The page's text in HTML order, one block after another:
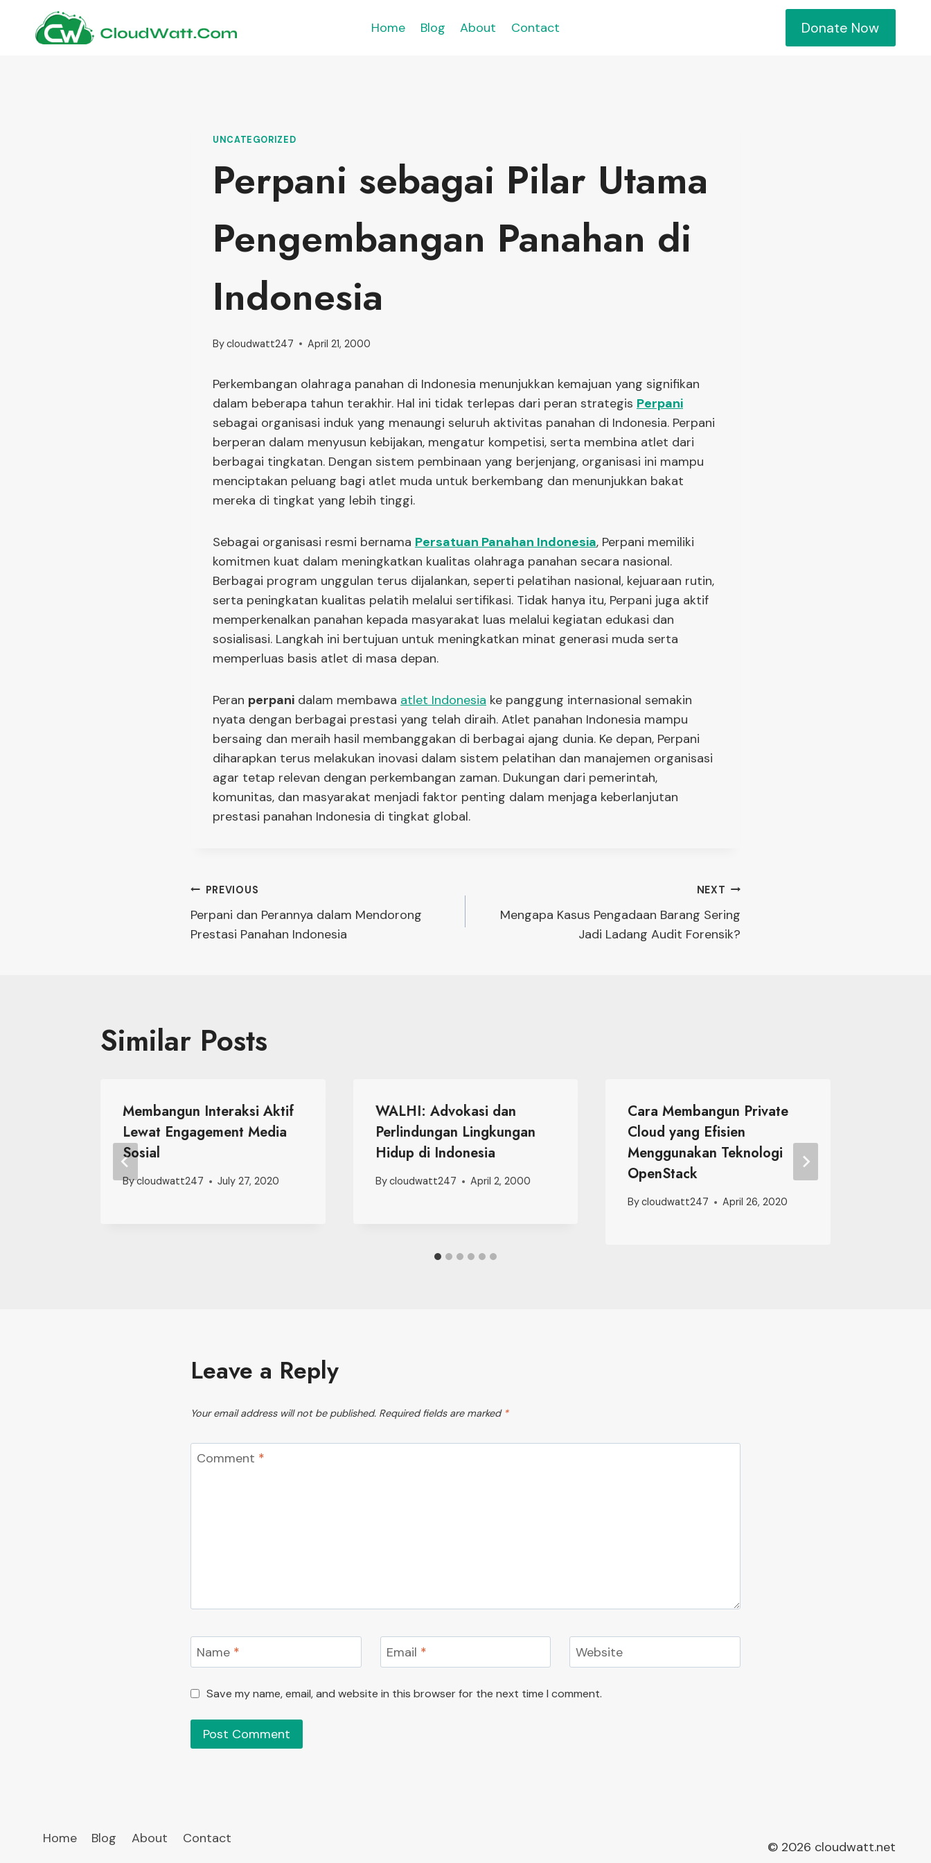
content
Home Blog About Contact Donate Now
UNCATEGORIZED
Perpani sebagai Pilar Utama
Pengembangan Panahan di
Indonesia
Bycloudwatt247 April 21, 2000
Perkembangan olahraga panahan di Indonesia menunjukkan kemajuan yang signifikan
dalam beberapa tahun terakhir. Hal ini tidak terlepas dari peran strategis Perpani
sebagai organisasi induk yang menaungi seluruh aktivitas panahan di Indonesia. Perpani
berperan dalam menyusun kebijakan, mengatur kompetisi, serta membina atlet dari
berbagai tingkatan. Dengan sistem pembinaan yang berjenjang, organisasi ini mampu
menciptakan peluang bagi atlet muda untuk berkembang dan menunjukkan bakat
mereka di tingkat yang lebih tinggi.
Sebagai organisasi resmi bernama Persatuan Panahan Indonesia, Perpani memiliki
komitmen kuat dalam meningkatkan kualitas olahraga panahan secara nasional.
Berbagai program unggulan terus dijalankan, seperti pelatihan nasional, kejuaraan rutin,
serta peningkatan kualitas pelatih melalui sertifikasi. Tidak hanya itu, Perpani juga aktif
memperkenalkan panahan kepada masyarakat luas melalui kegiatan edukasi dan
sosialisasi. Langkah ini bertujuan untuk meningkatkan minat generasi muda serta
memperluas basis atlet di masa depan.
Peran perpani dalam membawa atlet Indonesia ke panggung internasional semakin
nyata dengan berbagai prestasi yang telah diraih. Atlet panahan Indonesia mampu
bersaing dan meraih hasil membanggakan di berbagai ajang dunia. Ke depan, Perpani
diharapkan terus melakukan inovasi dalam sistem pelatihan dan manajemen organisasi
agar tetap relevan dengan perkembangan zaman. Dukungan dari pemerintah,
komunitas, dan masyarakat menjadi faktor penting dalam menjaga keberlanjutan
prestasi panahan Indonesia di tingkat global.
Post
navigation
PREVIOUS
Perpani dan Perannya dalam Mendorong
Prestasi Panahan Indonesia
NEXT
Mengapa Kasus Pengadaan Barang Sering
Jadi Ladang Audit Forensik?
Similar Posts
Membangun Interaksi Aktif
Lewat Engagement Media
Sosial
Bycloudwatt247 July 27, 2020
WALHI: Advokasi dan
Perlindungan Lingkungan
Hidup di Indonesia
Bycloudwatt247 April 2, 2000
Cara Membangun Private
Cloud yang Efisien
Menggunakan Teknologi
OpenStack
Bycloudwatt247 April 26, 2020
Leave a Reply
Your email address will not be published. Required fields are marked *
Comment *
Name * Email * Website
Save my name, email, and website in this browser for the next time I comment.
Home Blog About Contact
© 2026 cloudwatt.net